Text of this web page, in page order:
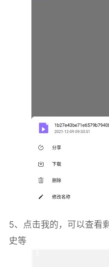
5、点击我的，可以查看
史等